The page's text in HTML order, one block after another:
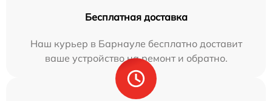
Бесплатная доставка
Наш курьер в Барнауле бесплатно доставит
ваше устройство на ремонт и обратно.